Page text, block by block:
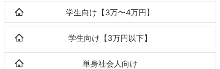
学生向け【3万〜4万円】
学生向け【3万円以下】
単身社会人向け